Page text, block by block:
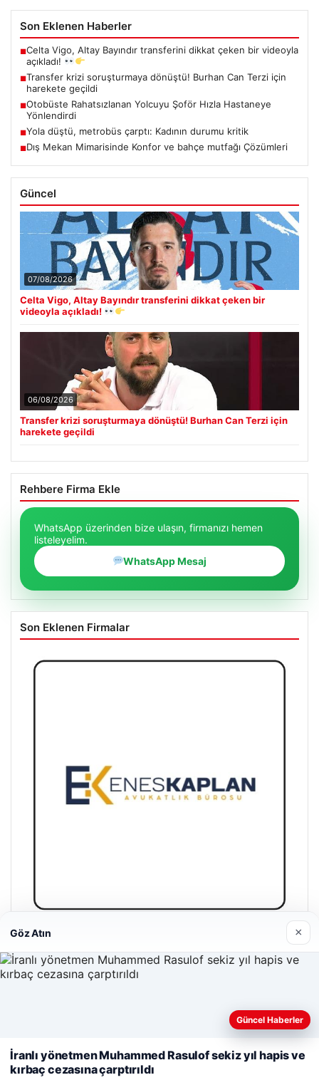
Son Eklenen Haberler
■Celta Vigo, Altay Bayındır transferini dikkat çeken bir videoyla
açıkladı!
■Transfer krizi soruşturmaya dönüştü! Burhan Can Terzi için
harekete geçildi
■Otobüste Rahatsızlanan Yolcuyu Şoför Hızla Hastaneye
Yönlendirdi
■Yola düştü, metrobüs çarptı: Kadının durumu kritik
■Dış Mekan Mimarisinde Konfor ve bahçe mutfağı Çözümleri
Güncel
07/08/2026
Celta Vigo, Altay Bayındır transferini dikkat çeken bir
videoyla açıkladı!
06/08/2026
Transfer krizi soruşturmaya dönüştü! Burhan Can Terzi için
harekete geçildi
Rehbere Firma Ekle
WhatsApp üzerinden bize ulaşın, firmanızı hemen
listeleyelim.
WhatsApp Mesaj
Son Eklenen Firmalar
Enes Kaplan Avukatlık Bürosu
28/04/2026
© 2026 Bilgi Spot – Güncel Haberler
Web sitemizi nasıl kullandığınızı daha iyi anlayabilmek,
kullanıyoruz.Çerez Politikamız
Göz Atın ×
Güncel Haberler
İranlı yönetmen Muhammed Rasulof sekiz yıl hapis ve
kırbaç cezasına çarptırıldı